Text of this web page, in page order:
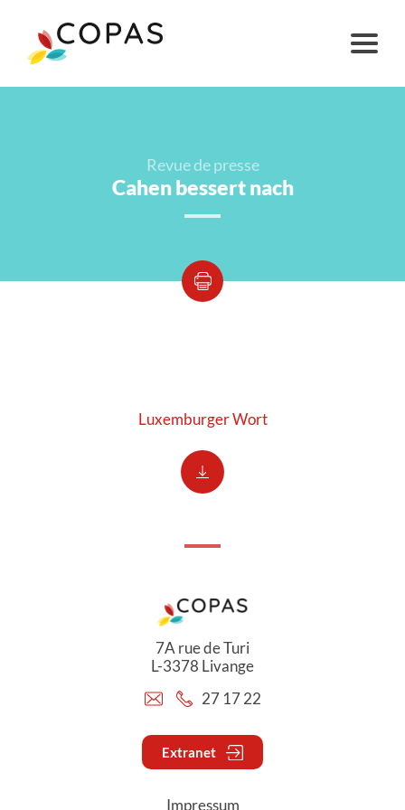
Revue de presse
Cahen bessert nach
Luxemburger Wort
7A rue de Turi
L-3378 Livange
27 17 22
Extranet
Impressum